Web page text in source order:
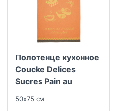
Полотенце кухонное
Coucke Delices
Sucres Pain au
50х75 см